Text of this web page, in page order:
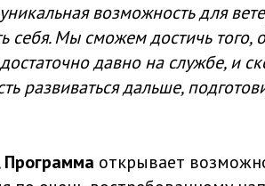
возможность для
себя. Мы сможем достичь того,
давно на службе, и
развиваться дальше,
Программа открывает